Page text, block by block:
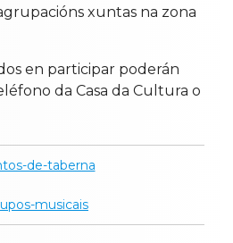
xuntas na zona
en participar poderán
da Casa da Cultura o
de-taberna
musicais